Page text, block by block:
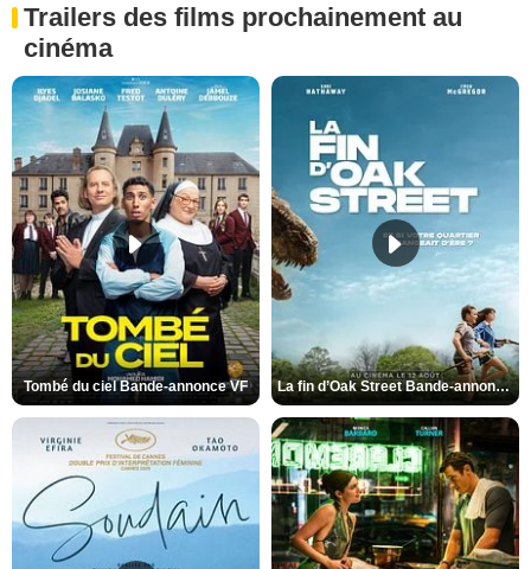
Trailers des films prochainement au
cinéma
Tombé du ciel Bande-annonce VF La fin d’Oak Street Bande-annonce VO STFR